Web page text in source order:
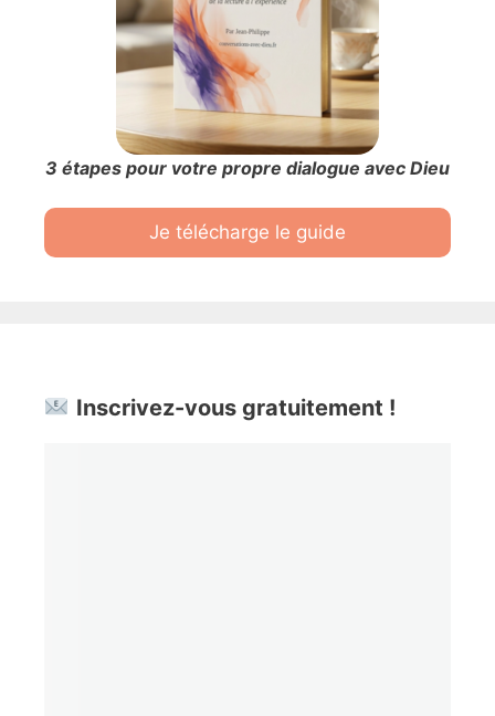
3 étapes pour votre propre dialogue avec Dieu
Je télécharge le guide
Inscrivez-vous gratuitement !